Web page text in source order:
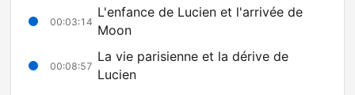
00:03:14
L'enfance de Lucien et l'arrivée de
Moon
00:08:57
La vie parisienne et la dérive de
Lucien